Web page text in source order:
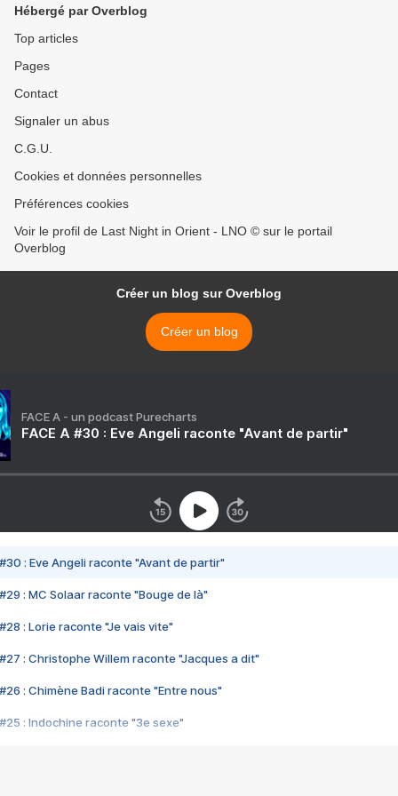
Hébergé par Overblog
Top articles
Pages
Contact
Signaler un abus
C.G.U.
Cookies et données personnelles
Préférences cookies
Voir le profil de Last Night in Orient - LNO © sur le portail
Overblog
Créer un blog sur Overblog
Créer un blog
FACE A - un podcast Purecharts
FACE A #30 : Eve Angeli raconte "Avant de partir"
#30 : Eve Angeli raconte "Avant de partir"
#29 : MC Solaar raconte "Bouge de là"
#28 : Lorie raconte "Je vais vite"
#27 : Christophe Willem raconte "Jacques a dit"
#26 : Chimène Badi raconte "Entre nous"
#25 : Indochine raconte "3e sexe"